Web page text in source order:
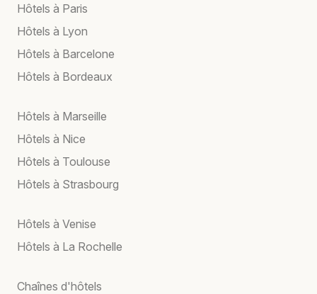
Hôtels à Paris
Hôtels à Lyon
Hôtels à Barcelone
Hôtels à Bordeaux
Hôtels à Marseille
Hôtels à Nice
Hôtels à Toulouse
Hôtels à Strasbourg
Hôtels à Venise
Hôtels à La Rochelle
Chaînes d'hôtels